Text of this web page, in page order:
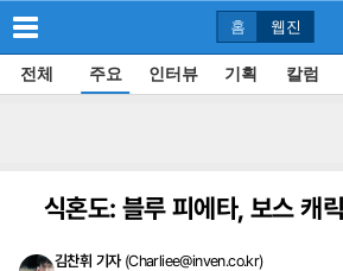
홈 웹진
전체 주요 인터뷰 기획 칼럼
식혼도: 블루 피에타, 보스 캐
김찬휘 기자 (Charliee@inven.co.kr)